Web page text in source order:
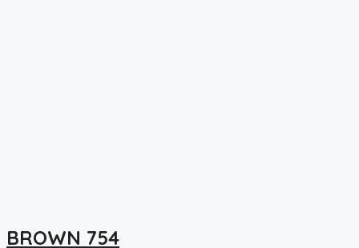
BROWN 754